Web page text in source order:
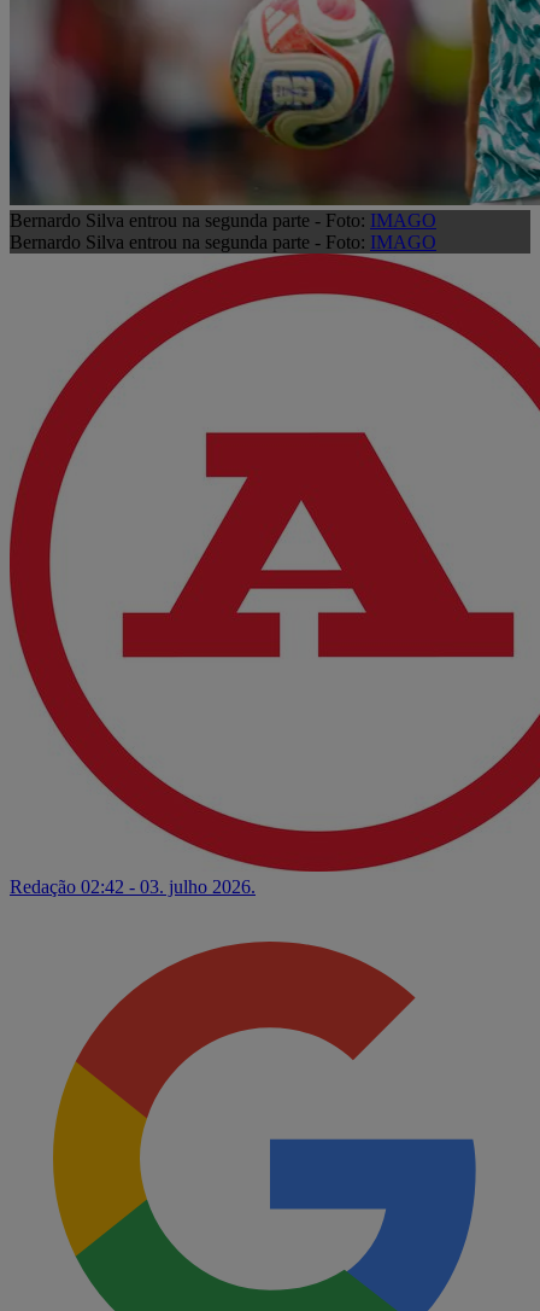
Bernardo Silva entrou na segunda parte - Foto: IMAGO
Bernardo Silva entrou na segunda parte - Foto: IMAGO
Redação 02:42 - 03. julho 2026.